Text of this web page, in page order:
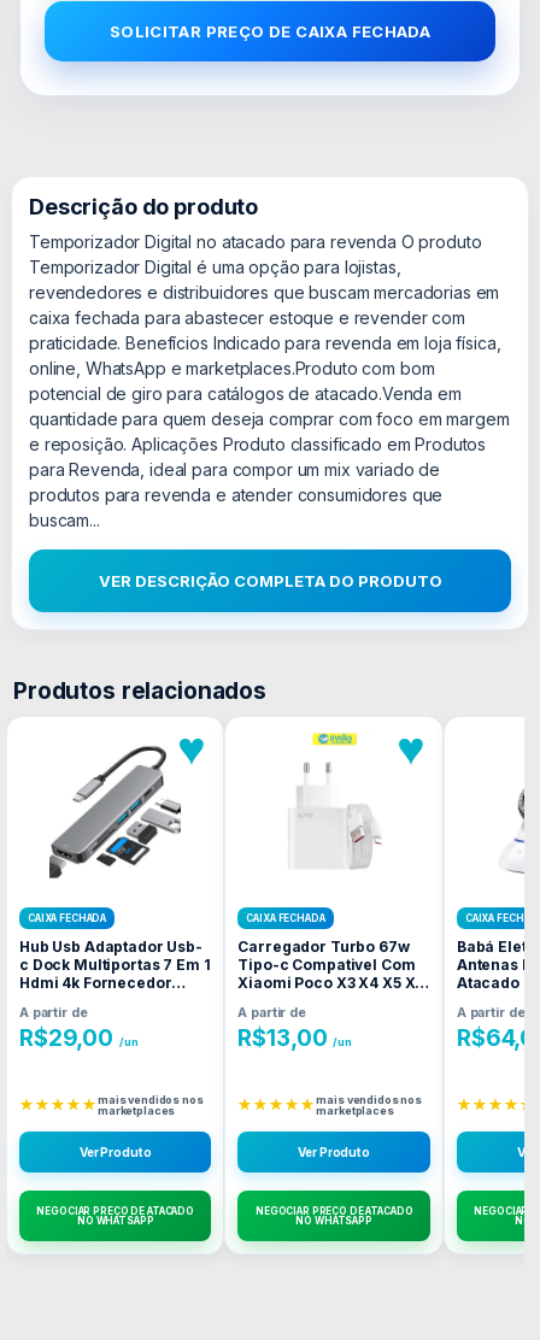
SOLICITAR PREÇO DE CAIXA FECHADA
Descrição do produto
Temporizador Digital no atacado para revenda O produto
Temporizador Digital é uma opção para lojistas,
revendedores e distribuidores que buscam mercadorias em
caixa fechada para abastecer estoque e revender com
praticidade. Benefícios Indicado para revenda em loja física,
online, WhatsApp e marketplaces.Produto com bom
potencial de giro para catálogos de atacado.Venda em
quantidade para quem deseja comprar com foco em margem
e reposição. Aplicações Produto classificado em Produtos
para Revenda, ideal para compor um mix variado de
produtos para revenda e atender consumidores que
buscam...
VER DESCRIÇÃO COMPLETA DO PRODUTO
Produtos relacionados
♥
CAIXA FECHADA
Hub Usb Adaptador Usb-
c Dock Multiportas 7 Em 1
Hdmi 4k Fornecedor
A partir de
R$29,00 /un
★★★★★mais vendidos nos
marketplaces
Ver Produto
NEGOCIAR PREÇO DE ATACADO
NO WHATSAPP
♥
CAIXA FECHADA
Carregador Turbo 67w
Tipo-c Compativel Com
Xiaomi Poco X3 X4 X5 X6
Caixa Fechada
A partir de
R$13,00 /un
★★★★★mais vendidos nos
marketplaces
Ver Produto
NEGOCIAR PREÇO DE ATACADO
NO WHATSAPP
CAIXA
Babá
Antenas
Atacado
A partir de
R$
★★★★★
NEGOCIAR
NO